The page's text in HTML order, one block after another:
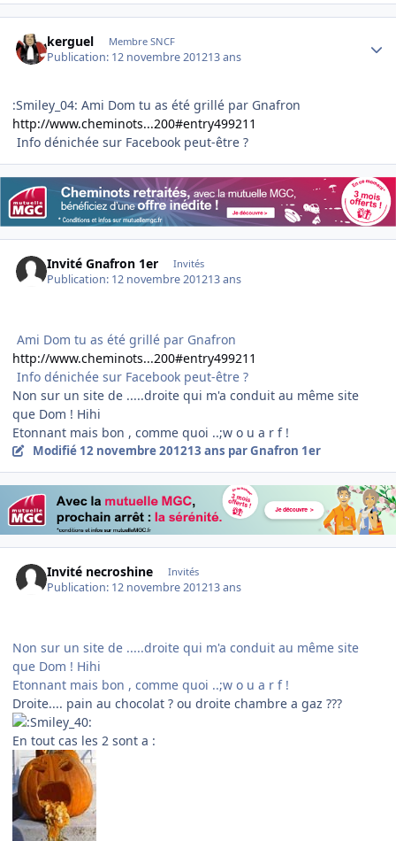
kerguel Membre SNCF
Publication: 12 novembre 201213 ans
:Smiley_04: Ami Dom tu as été grillé par Gnafron
http://www.cheminots...200#entry499211
Info dénichée sur Facebook peut-être ?
Invité Gnafron 1er Invités
Publication: 12 novembre 201213 ans
Ami Dom tu as été grillé par Gnafron
http://www.cheminots...200#entry499211
Info dénichée sur Facebook peut-être ?
Non sur un site de .....droite qui m'a conduit au même site
que Dom ! Hihi
Etonnant mais bon , comme quoi ..;w o u a r f !
Modifié 12 novembre 201213 ans par Gnafron 1er
Invité necroshine Invités
Publication: 12 novembre 201213 ans
Non sur un site de .....droite qui m'a conduit au même site
que Dom ! Hihi
Etonnant mais bon , comme quoi ..;w o u a r f !
Droite.... pain au chocolat ? ou droite chambre a gaz ???
En tout cas les 2 sont a :